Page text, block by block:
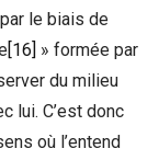
le biais de
[16] » formée par
du milieu
lui. C’est donc
où l’entend